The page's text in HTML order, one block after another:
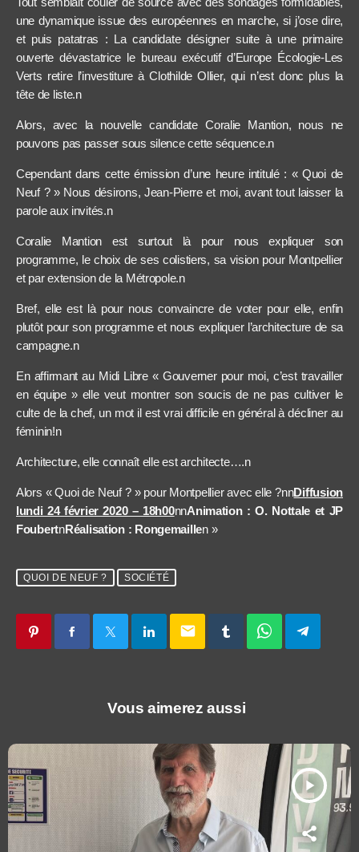
une dynamique issue des européennes en marche, si j’ose dire,
et puis patatras : La candidate désigner suite à une primaire
ouverte dévastatrice le bureau exécutif d’Europe Écologie-Les
Verts retire l’investiture à Clothilde Ollier, qui n’est donc plus la
tête de liste.n
Alors, avec la nouvelle candidate Coralie Mantion, nous ne
pouvons pas passer sous silence cette séquence.n
Cependant dans cette émission d’une heure intitulé : « Quoi de
Neuf ? » Nous désirons, Jean-Pierre et moi, avant tout laisser la
parole aux invités.n
Coralie Mantion est surtout là pour nous expliquer son
programme, le choix de ses colistiers, sa vision pour Montpellier
et par extension de la Métropole.n
Bref, elle est là pour nous convaincre de voter pour elle, enfin
plutôt pour son programme et nous expliquer l’architecture de sa
campagne.n
En affirmant au Midi Libre « Gouverner pour moi, c’est travailler
en équipe » elle veut montrer son soucis de ne pas cultiver le
culte de la chef, un mot il est vrai difficile en général à décliner au
féminin!n
Architecture, elle connaît elle est architecte….n
Alors « Quoi de Neuf ? » pour Montpellier avec elle ?nnDiffusion
lundi 24 février 2020 – 18h00nnAnimation : O. Nottale et JP
FoubertnRéalisation : Rongemaillen »
QUOI DE NEUF ? SOCIÉTÉ
email
Vous aimerez aussi
play_arrow